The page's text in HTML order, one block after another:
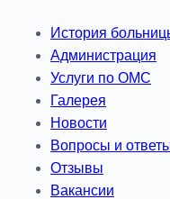
История
Администрация
Услуги по ОМС
Галерея
Новости
Вопросы и
Отзывы
Вакансии